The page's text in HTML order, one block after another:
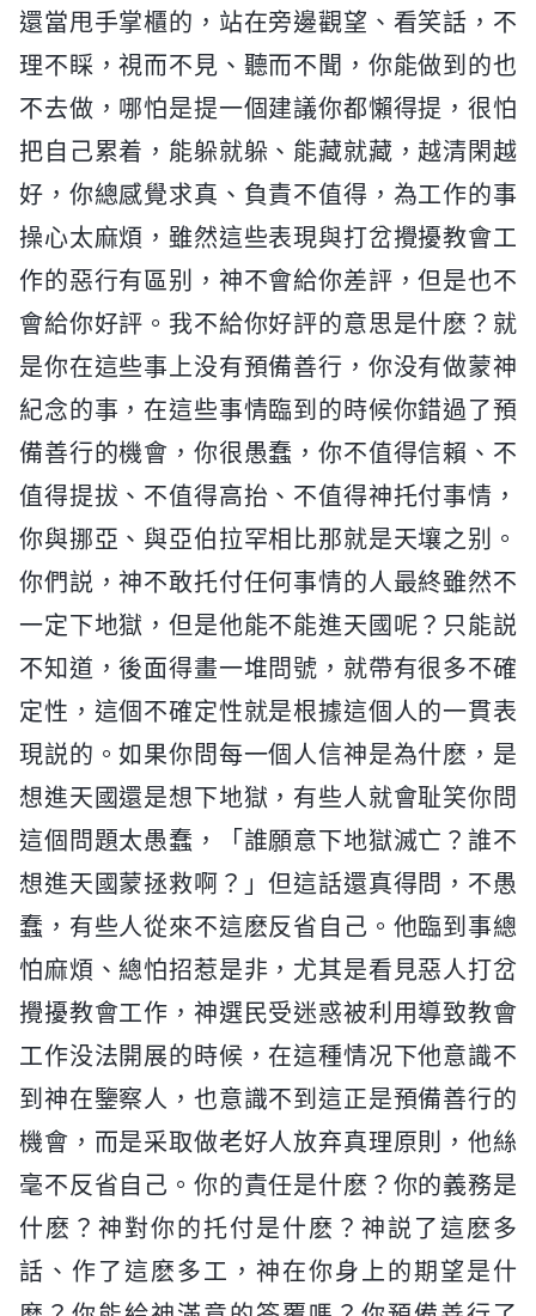
還當甩手掌櫃的，站在旁邊觀望、看笑話，不
理不睬，視而不見、聽而不聞，你能做到的也
不去做，哪怕是提一個建議你都懶得提，很怕
把自己累着，能躲就躲、能藏就藏，越清閑越
好，你總感覺求真、負責不值得，為工作的事
操心太麻煩，雖然這些表現與打岔攪擾教會工
作的惡行有區别，神不會給你差評，但是也不
會給你好評。我不給你好評的意思是什麽？就
是你在這些事上没有預備善行，你没有做蒙神
紀念的事，在這些事情臨到的時候你錯過了預
備善行的機會，你很愚蠢，你不值得信賴、不
值得提拔、不值得高抬、不值得神托付事情，
你與挪亞、與亞伯拉罕相比那就是天壤之别。
你們説，神不敢托付任何事情的人最終雖然不
一定下地獄，但是他能不能進天國呢？只能説
不知道，後面得畫一堆問號，就帶有很多不確
定性，這個不確定性就是根據這個人的一貫表
現説的。如果你問每一個人信神是為什麽，是
想進天國還是想下地獄，有些人就會耻笑你問
這個問題太愚蠢，「誰願意下地獄滅亡？誰不
想進天國蒙拯救啊？」但這話還真得問，不愚
蠢，有些人從來不這麽反省自己。他臨到事總
怕麻煩、總怕招惹是非，尤其是看見惡人打岔
攪擾教會工作，神選民受迷惑被利用導致教會
工作没法開展的時候，在這種情况下他意識不
到神在鑒察人，也意識不到這正是預備善行的
機會，而是采取做老好人放弃真理原則，他絲
毫不反省自己。你的責任是什麽？你的義務是
什麽？神對你的托付是什麽？神説了這麽多
話、作了這麽多工，神在你身上的期望是什